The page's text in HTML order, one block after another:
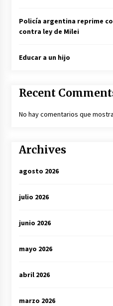
Policía argentina reprime
contra ley de Milei
Educar a un hijo
Recent
No hay comentarios que
Archives
agosto 2026
julio 2026
junio 2026
mayo 2026
abril 2026
marzo 2026